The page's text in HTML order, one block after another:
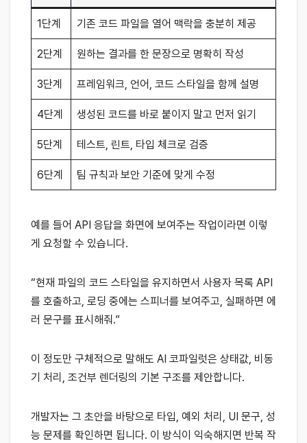
1단계 기존 코드 파일을 열어 맥락을 충분히 제공
2단계 원하는 결과를 한 문장으로 명확히 작성
3단계 프레임워크, 언어, 코드 스타일을 함께 설명
4단계 생성된 코드를 바로 붙이지 말고 먼저 읽기
5단계 테스트, 린트, 타입 체크로 검증
6단계 팀 규칙과 보안 기준에 맞게 수정
예를 들어 API 응답을 화면에 보여주는 작업이라면 이렇
게 요청할 수 있습니다.
“현재 파일의 코드 스타일을 유지하면서 사용자 목록 API
를 호출하고, 로딩 중에는 스피너를 보여주고, 실패하면 에
러 문구를 표시해줘.”
이 정도만 구체적으로 말해도 AI 코파일럿은 상태값, 비동
기 처리, 조건부 렌더링의 기본 구조를 제안합니다.
개발자는 그 초안을 바탕으로 타입, 예외 처리, UI 문구, 성
능 문제를 확인하면 됩니다. 이 방식이 익숙해지면 반복 작